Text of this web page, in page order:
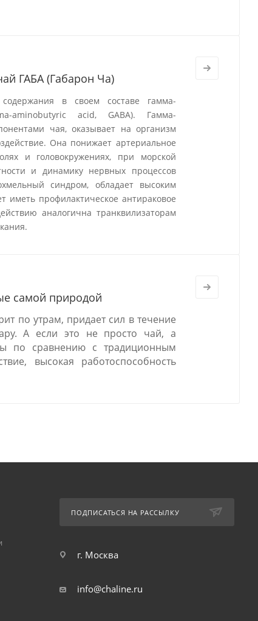
ГАБА (Габарон Ча)
в своем составе гамма-
aminobutyric acid, GABA). Гамма-
чая, оказывает на организм
Она понижает артериальное
и головокружениях, при морской
и динамику нервных процессов
синдром, обладает высоким
профилактическое антираковое
аналогична транквилизаторам
самой природой
по утрам, придает сил в течение
А если это не просто чай, а
по сравнению с традиционным
высокая работоспособность
ПОДПИСАТЬСЯ НА РАССЫЛКУ
г. Москва
info@chaline.ru